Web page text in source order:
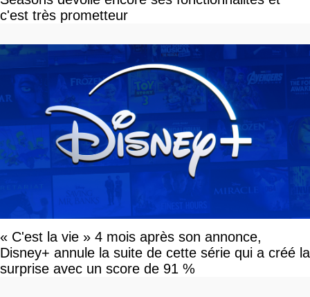
c'est très prometteur
« C'est la vie » 4 mois après son annonce,
Disney+ annule la suite de cette série qui a créé la
surprise avec un score de 91 %